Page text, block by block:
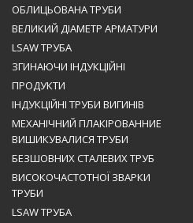
ОБЛИЦЬОВАНА ТРУБИ
ВЕЛИКИЙ ДІАМЕТР АРМАТУРИ
LSAW ТРУБА
ЗГИНАЮЧИ ІНДУКЦІЙНІ
ПРОДУКТИ
ІНДУКЦІЙНІ ТРУБИ ВИГИНІВ
МЕХАНІЧНИЙ ПЛАКІРОВАННИЕ
ВИШИКУВАЛИСЯ ТРУБИ
БЕЗШОВНИХ СТАЛЕВИХ ТРУБ
ВИСОКОЧАСТОТНОЇ ЗВАРКИ
ТРУБИ
LSAW ТРУБА